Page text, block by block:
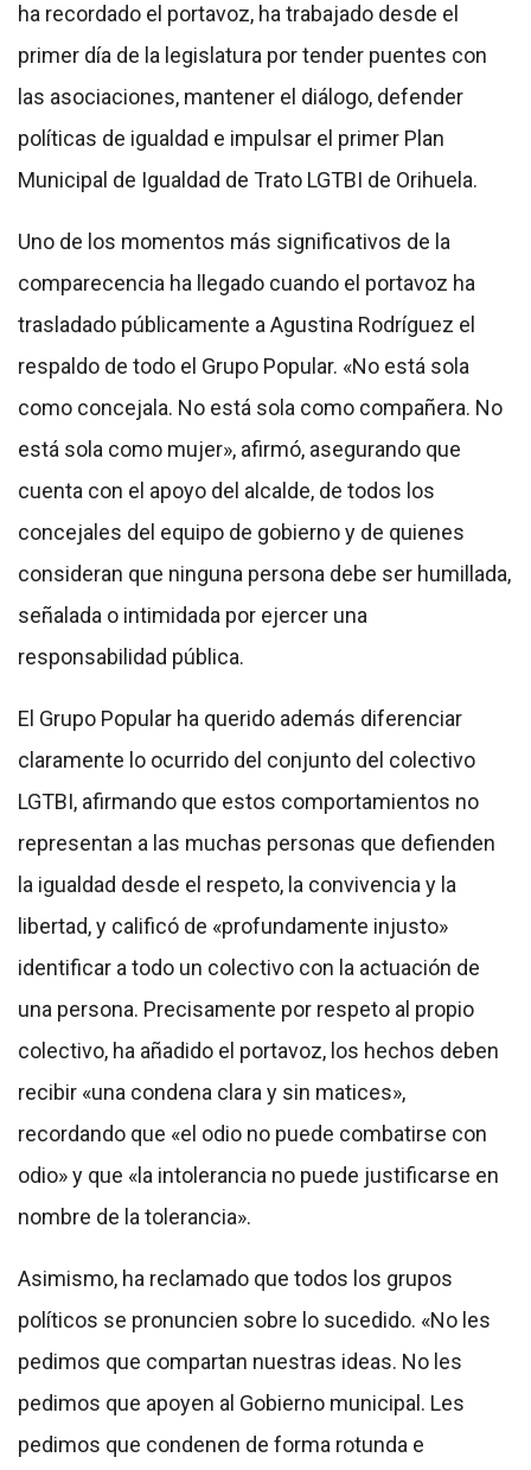
ha recordado el portavoz, ha trabajado desde el
primer día de la legislatura por tender puentes con
las asociaciones, mantener el diálogo, defender
políticas de igualdad e impulsar el primer Plan
Municipal de Igualdad de Trato LGTBI de Orihuela.
Uno de los momentos más significativos de la
comparecencia ha llegado cuando el portavoz ha
trasladado públicamente a Agustina Rodríguez el
respaldo de todo el Grupo Popular. «No está sola
como concejala. No está sola como compañera. No
está sola como mujer», afirmó, asegurando que
cuenta con el apoyo del alcalde, de todos los
concejales del equipo de gobierno y de quienes
consideran que ninguna persona debe ser humillada,
señalada o intimidada por ejercer una
responsabilidad pública.
El Grupo Popular ha querido además diferenciar
claramente lo ocurrido del conjunto del colectivo
LGTBI, afirmando que estos comportamientos no
representan a las muchas personas que defienden
la igualdad desde el respeto, la convivencia y la
libertad, y calificó de «profundamente injusto»
identificar a todo un colectivo con la actuación de
una persona. Precisamente por respeto al propio
colectivo, ha añadido el portavoz, los hechos deben
recibir «una condena clara y sin matices»,
recordando que «el odio no puede combatirse con
odio» y que «la intolerancia no puede justificarse en
nombre de la tolerancia».
Asimismo, ha reclamado que todos los grupos
políticos se pronuncien sobre lo sucedido. «No les
pedimos que compartan nuestras ideas. No les
pedimos que apoyen al Gobierno municipal. Les
pedimos que condenen de forma rotunda e